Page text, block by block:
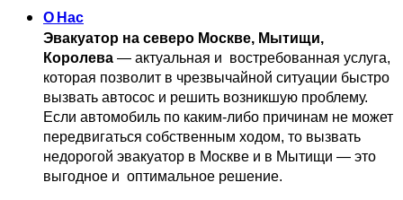
О Нас
Эвакуатор на северо Москве, Мытищи,
Королева — актуальная и востребованная услуга,
Если автомобиль по каким-либо причинам не может
передвигаться собственным ходом, то вызвать
недорогой эвакуатор в Москве и в Мытищи — это
выгодное и оптимальное решение.